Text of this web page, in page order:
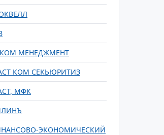
МЕНЕДЖМЕНТ
КОМ СЕКЬЮРИТИЗ
МФК
ЭКОНОМИЧЕСКИЙ